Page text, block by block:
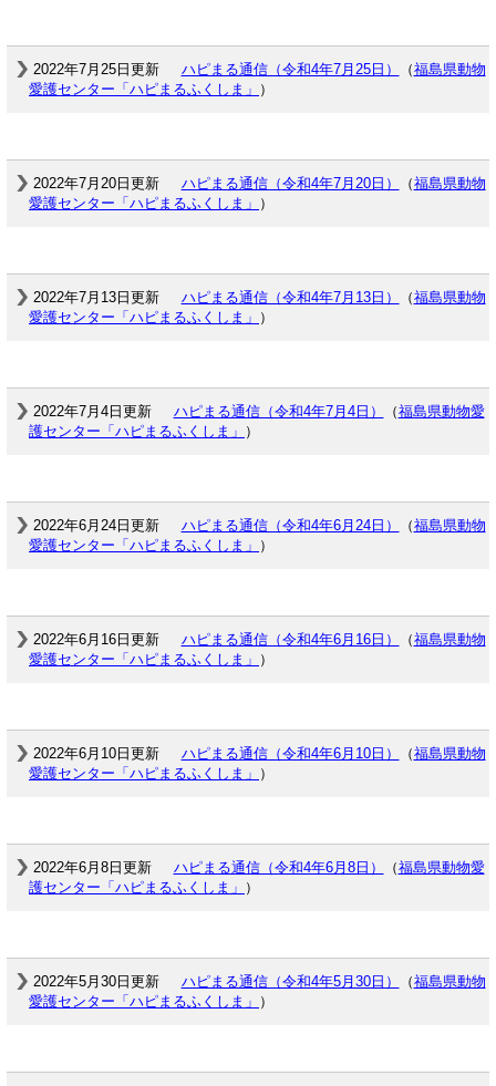
2022年7月25日更新 ハピまる通信（令和4年7月25日） （福島県動物
愛護センター「ハピまるふくしま」 ）
2022年7月20日更新 ハピまる通信（令和4年7月20日） （福島県動物
愛護センター「ハピまるふくしま」 ）
2022年7月13日更新 ハピまる通信（令和4年7月13日） （福島県動物
愛護センター「ハピまるふくしま」 ）
2022年7月4日更新 ハピまる通信（令和4年7月4日） （福島県動物愛
護センター「ハピまるふくしま」 ）
2022年6月24日更新 ハピまる通信（令和4年6月24日） （福島県動物
愛護センター「ハピまるふくしま」 ）
2022年6月16日更新 ハピまる通信（令和4年6月16日） （福島県動物
愛護センター「ハピまるふくしま」 ）
2022年6月10日更新 ハピまる通信（令和4年6月10日） （福島県動物
愛護センター「ハピまるふくしま」 ）
2022年6月8日更新 ハピまる通信（令和4年6月8日） （福島県動物愛
護センター「ハピまるふくしま」 ）
2022年5月30日更新 ハピまる通信（令和4年5月30日） （福島県動物
愛護センター「ハピまるふくしま」 ）